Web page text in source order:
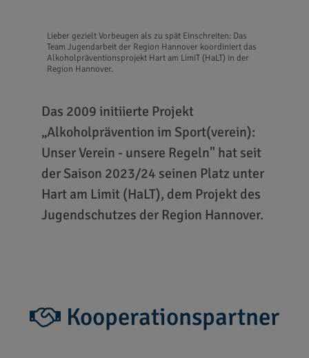
Lieber gezielt Vorbeugen als zu spät Einschreiten: Das
Team Jugendarbeit der Region Hannover koordiniert das
Alkoholpräventionsprojekt Hart am LimiT (HaLT) in der
Region Hannover.
Das 2009 initiierte Projekt
„Alkoholprävention im Sport(verein):
Unser Verein - unsere Regeln" hat seit
der Saison 2023/24 seinen Platz unter
Hart am Limit (HaLT), dem Projekt des
Jugendschutzes der Region Hannover.
Kooperationspartner